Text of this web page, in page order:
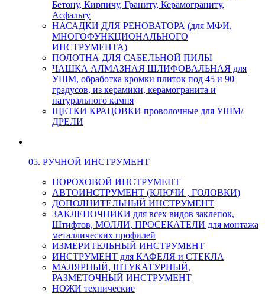
Бетону, Кирпичу, Граниту, Керамограниту,
Асфальту
НАСАДКИ ДЛЯ РЕНОВАТОРА (для МФИ,
МНОГОФУНКЦИОНАЛЬНОГО
ИНСТРУМЕНТА)
ПОЛОТНА ДЛЯ САБЕЛЬНОЙ ПИЛЫ
ЧАШКА АЛМАЗНАЯ ШЛИФОВАЛЬНАЯ для
УШМ, обработка кромки плиток под 45 и 90
градусов, из керамики, керамогранита и
натурального камня
ЩЕТКИ КРАЦОВКИ проволочные для УШМ/
ДРЕЛИ
05. РУЧНОЙ ИНСТРУМЕНТ
ПОРОХОВОЙ ИНСТРУМЕНТ
АВТОИНСТРУМЕНТ (КЛЮЧИ , ГОЛОВКИ)
ДОПОЛНИТЕЛЬНЫЙ ИНСТРУМЕНТ
ЗАКЛЕПОЧНИКИ для всех видов заклепок,
Штифтов, МОЛЛИ, ПРОСЕКАТЕЛИ для монтажа
металлических профилей
ИЗМЕРИТЕЛЬНЫЙ ИНСТРУМЕНТ
ИНСТРУМЕНТ для КАФЕЛЯ и СТЕКЛА
МАЛЯРНЫЙ, ШТУКАТУРНЫЙ,
РАЗМЕТОЧНЫЙ ИНСТРУМЕНТ
НОЖИ технические